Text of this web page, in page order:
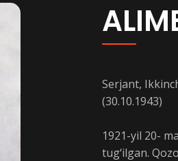
Serjant,
(30.10.1943)
1921-yil 20-
tug‘ilgan.